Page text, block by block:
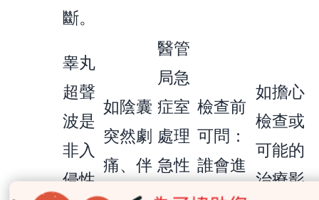
斷。
睾丸
超聲
波是
非入
侵性
如陰囊
突然劇
痛、伴
隨噁心
醫管
局急
症室
處理
急性
情
檢查前
可問：
誰會進
行超聲
如擔心
檢查或
可能的
治療影